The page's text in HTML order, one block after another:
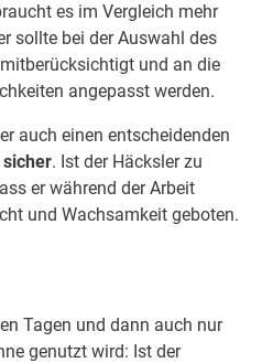
es im Vergleich mehr
sollte bei der Auswahl des
und an die
angepasst werden.
auch einen entscheidenden
. Ist der Häcksler zu
er während der Arbeit
und Wachsamkeit geboten.
Tagen und dann auch nur
genutzt wird: Ist der